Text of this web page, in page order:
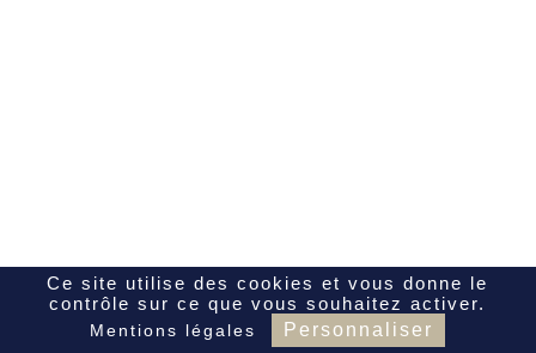
Ce site utilise des cookies et vous donne le
contrôle sur ce que vous souhaitez activer.
Mentions légales Personnaliser